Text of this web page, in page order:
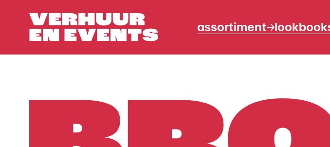
assortiment